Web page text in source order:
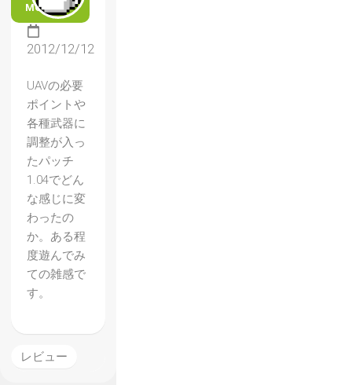
MORE
2012/12/12
UAVの必要
ポイントや
各種武器に
調整が入っ
たパッチ
1.04でどん
な感じに変
わったの
か。ある程
度遊んでみ
ての雑感で
す。
レビュー
【CoD